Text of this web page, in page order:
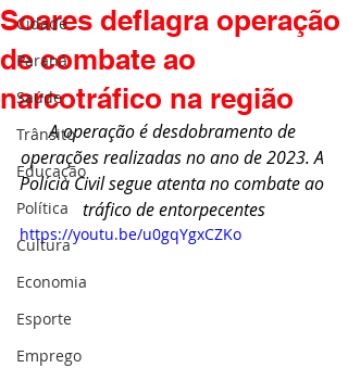
Cidade
Paraná
Saúde
Trânsito
Educação
Política
Cultura
Economia
Esporte
Emprego
Soares deflagra operação
de combate ao
narcotráfico na região
A operação é desdobramento de
operações realizadas no ano de 2023. A
Polícia Civil segue atenta no combate ao
tráfico de entorpecentes
https://youtu.be/u0gqYgxCZKo